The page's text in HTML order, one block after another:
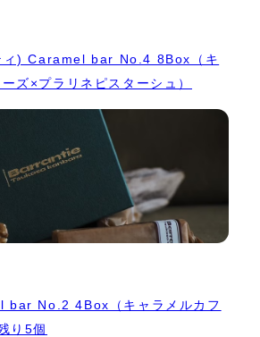
) Caramel bar No.4 8Box（キ
ズ×プラリネピスターシュ）
No.2 4Box（キャラメルカフ
り5個